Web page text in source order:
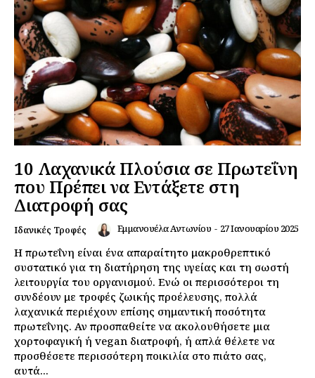
10 Λαχανικά Πλούσια σε Πρωτεΐνη
που Πρέπει να Εντάξετε στη
Διατροφή σας
Ιδανικές Τροφές Εμμανουέλα Αντωνίου - 27 Ιανουαρίου 2025
Η πρωτεΐνη είναι ένα απαραίτητο μακροθρεπτικό
συστατικό για τη διατήρηση της υγείας και τη σωστή
λειτουργία του οργανισμού. Ενώ οι περισσότεροι τη
συνδέουν με τροφές ζωικής προέλευσης, πολλά
λαχανικά περιέχουν επίσης σημαντική ποσότητα
πρωτεΐνης. Αν προσπαθείτε να ακολουθήσετε μια
χορτοφαγική ή vegan διατροφή, ή απλά θέλετε να
προσθέσετε περισσότερη ποικιλία στο πιάτο σας,
αυτά...